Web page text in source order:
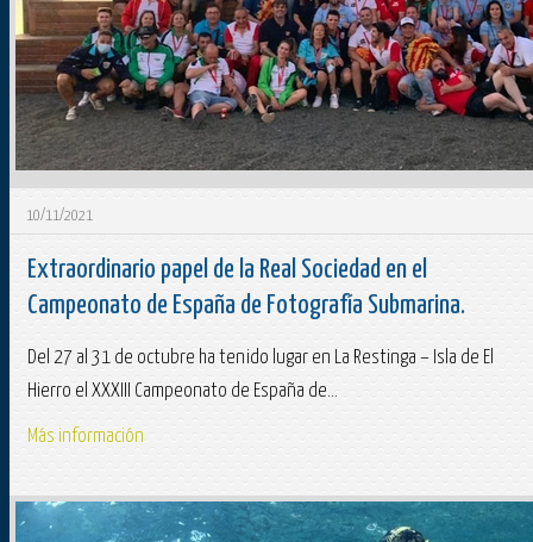
10/11/2021
Extraordinario papel de la Real Sociedad en el
Campeonato de España de Fotografía Submarina.
Del 27 al 31 de octubre ha tenido lugar en La Restinga – Isla de El
Hierro el XXXIII Campeonato de España de...
Más información